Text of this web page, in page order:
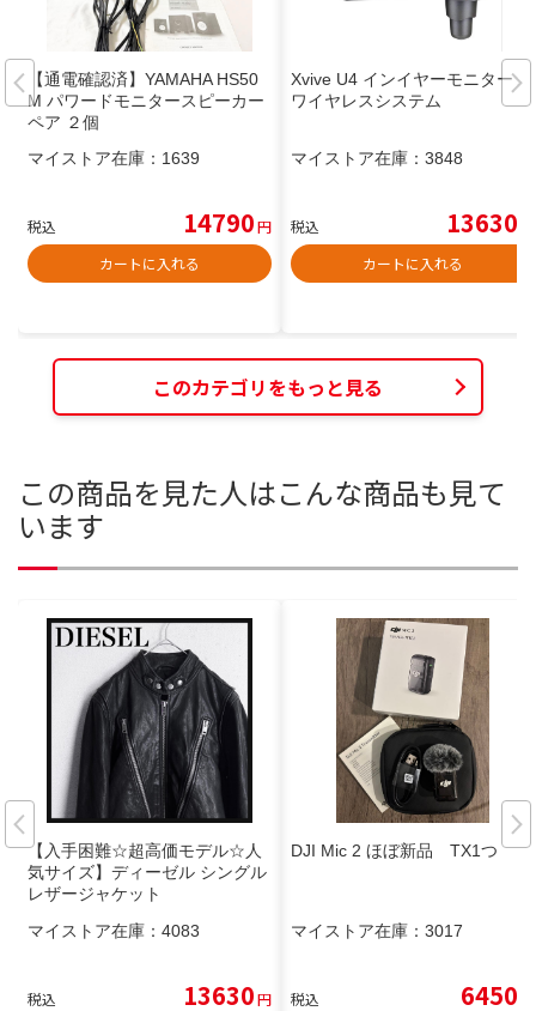
【通電確認済】YAMAHA HS50
M パワードモニタースピーカー
ペア ２個
マイストア在庫： 1639
税込 14790円
カートに入れる
Xvive U4 インイヤーモニター
ワイヤレスシステム
マイストア在庫： 3848
税込 13630
カートに入れる
このカテゴリをもっと見る
この商品を見た人はこんな商品も見て
います
【入手困難☆超高価モデル☆人
気サイズ】ディーゼル シングル
レザージャケット
マイストア在庫： 4083
税込 13630円
DJI Mic 2 ほぼ新品 TX1つ
マイストア在庫： 3017
税込 6450